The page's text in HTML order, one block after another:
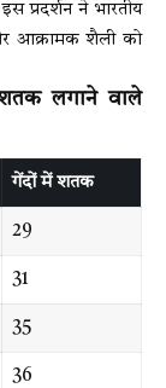
प्रदर्शन ने भारतीय
आक्रामक शैली को
लगाने वाले
गेंदों में शतक
29
31
35
36